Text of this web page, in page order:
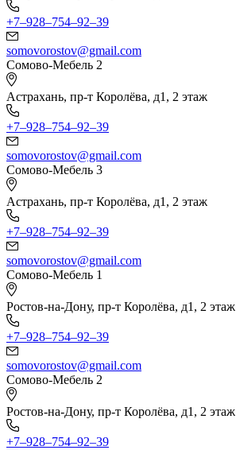
+7‒928‒754‒92‒39
somovorostov@gmail.com
Сомово-Мебель 2
Астрахань, пр-т Королёва, д1, 2 этаж
+7‒928‒754‒92‒39
somovorostov@gmail.com
Сомово-Мебель 3
Астрахань, пр-т Королёва, д1, 2 этаж
+7‒928‒754‒92‒39
somovorostov@gmail.com
Сомово-Мебель 1
Ростов-на-Дону, пр-т Королёва, д1, 2 этаж
+7‒928‒754‒92‒39
somovorostov@gmail.com
Сомово-Мебель 2
Ростов-на-Дону, пр-т Королёва, д1, 2 этаж
+7‒928‒754‒92‒39